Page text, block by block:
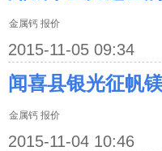
金属钙 报价
2015-11-05 09:34
闻喜县银光征帆
金属钙 报价
2015-11-04 10:46